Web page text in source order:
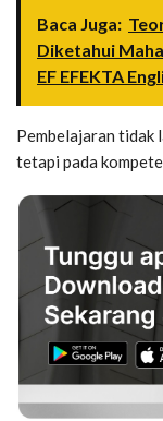
Baca Juga:
Diketahui
EF EFEKTA
Pembelajaran tidak
tetapi pada